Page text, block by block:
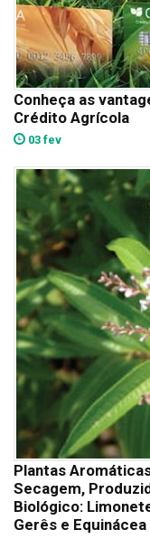
Conheça as
Crédito Agrícola
03 fev
Plantas
Secagem,
Biológico:
Gerês e